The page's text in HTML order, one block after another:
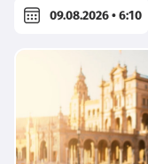
09.08.2026 • 6:10